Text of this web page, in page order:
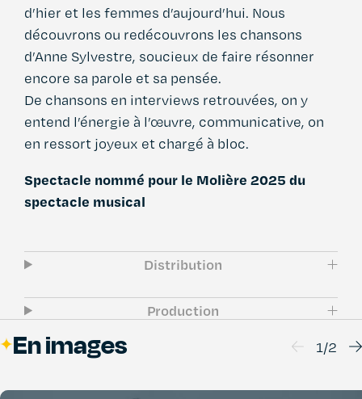
d’hier et les femmes d’aujourd’hui. Nous
découvrons ou redécouvrons les chansons
d’Anne Sylvestre, soucieux de faire résonner
encore sa parole et sa pensée.
De chansons en interviews retrouvées, on y
entend l’énergie à l’œuvre, communicative, on
en ressort joyeux et chargé à bloc.
Spectacle nommé pour le Molière 2025 du
spectacle musical
Distribution
Production
En images 1/2